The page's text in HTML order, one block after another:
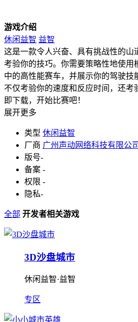
游戏介绍
休闲益智 益智
这是一款令人兴奋、具有挑战性的山
考验你的技巧。你需要策略性地使用
中的高性能赛车，并展示你的驾驶技
不仅考验你的速度和反应时间，还考
即下载，开始比赛吧！
展开更多
类型 休闲益智
厂商 广州声动网络科技有限公司
版号-
备案 -
权限 -
隐私-
全部 开发者相关游戏
3D沙盘城市
休闲益智·益智
专区